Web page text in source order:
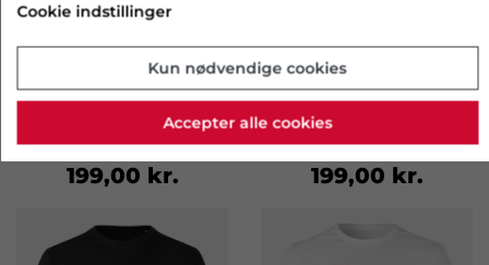
Aalborg Pirates 2026 t-
shirt, hvid, voksen
199,00 kr.
Pirates hockey t-shirt,
grå, voksen
199,00 kr.
Cookie indstillinger
Kun nødvendige cookies
Accepter alle cookies